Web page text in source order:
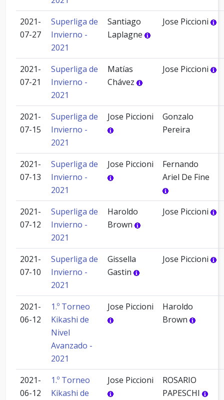
2021-
07-27
Superliga de
Invierno -
2021
Santiago
Laplagne
Jose Piccioni
2021-
07-21
Superliga de
Invierno -
2021
Matías
Chávez
Jose Piccioni
2021-
07-15
Superliga de
Invierno -
2021
Jose Piccioni
Gonzalo
Pereira
2021-
07-13
Superliga de
Invierno -
2021
Jose Piccioni
Fernando
Ariel De Fine
2021-
07-12
Superliga de
Invierno -
2021
Haroldo
Brown
Jose Piccioni
2021-
07-10
Superliga de
Invierno -
2021
Gissella
Gastin
Jose Piccioni
2021-
06-12
1.º Torneo
Kikashi de
Nivel
Avanzado -
2021
Jose Piccioni
Haroldo
Brown
2021-
06-12
1.º Torneo
Kikashi de
Jose Piccioni
ROSARIO
PAPESCHI